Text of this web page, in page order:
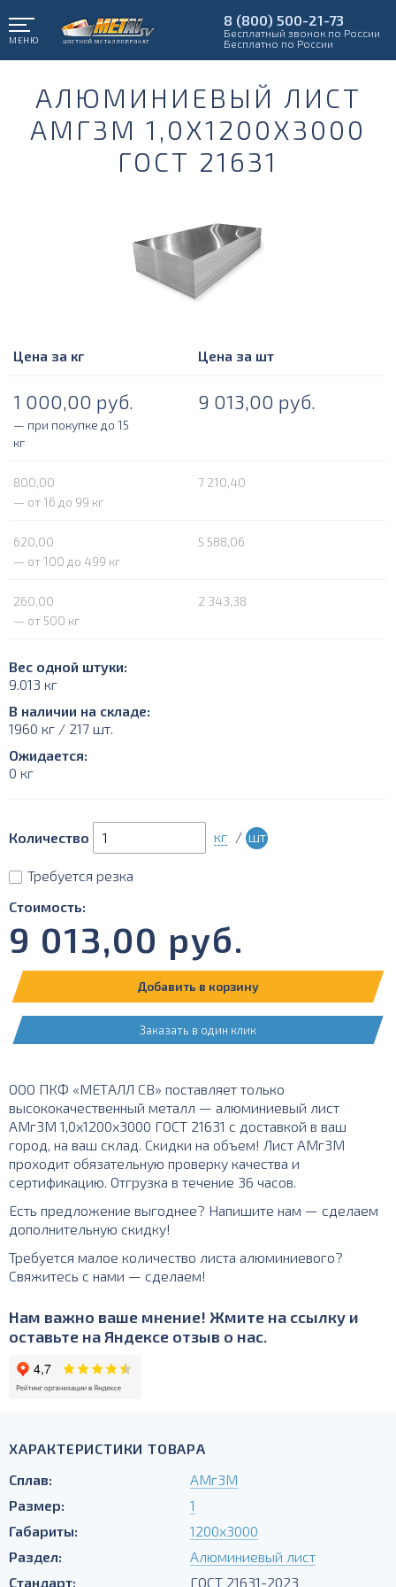
МЕНЮ
8 (800) 500-21-73
Бесплатный звонок по России
Бесплатно по России
АЛЮМИНИЕВЫЙ ЛИСТ
АМГ3М 1,0Х1200Х3000
ГОСТ 21631
Цена за кг Цена за шт
1 000,00 руб. 9 013,00 руб.
— при покупке до 15
кг
800,00
7 210,40
— от 16 до 99 кг
620,00
5 588,06
— от 100 до 499 кг
260,00
2 343,38
— от 500 кг
Вес одной штуки:
9.013 кг
В наличии на складе:
1960 кг / 217 шт.
Ожидается:
0 кг
Количество кг / шт
Требуется резка
Стоимость:
9 013,00 руб.
Добавить в корзину
Заказать в один клик
ООО ПКФ «МЕТАЛЛ СВ» поставляет только
высококачественный металл — алюминиевый лист
АМг3М 1,0х1200х3000 ГОСТ 21631 с доставкой в ваш
город, на ваш склад. Скидки на объем! Лист АМг3М
проходит обязательную проверку качества и
сертификацию. Отгрузка в течение 36 часов.
Есть предложение выгоднее? Напишите нам — сделаем
дополнительную скидку!
Требуется малое количество листа алюминиевого?
Свяжитесь с нами — сделаем!
Нам важно ваше мнение! Жмите на ссылку и
оставьте на Яндексе отзыв о нас.
ХАРАКТЕРИСТИКИ ТОВАРА
Сплав:
АМг3М
Размер:
1
Габариты:
1200х3000
Раздел:
Алюминиевый лист
Стандарт:
ГОСТ 21631-2023